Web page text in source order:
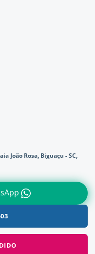
João Rosa, Biguaçu - SC,